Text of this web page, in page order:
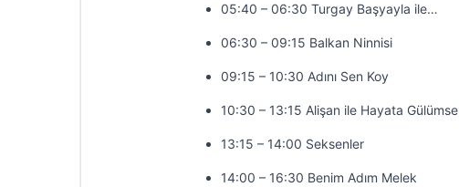
05:40 – 06:30 Turgay Başyayla ile…
06:30 – 09:15 Balkan Ninnisi
09:15 – 10:30 Adını Sen Koy
10:30 – 13:15 Alişan ile Hayata Gülümse
13:15 – 14:00 Seksenler
14:00 – 16:30 Benim Adım Melek